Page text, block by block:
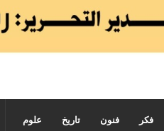
فكر فنون تاريخ علوم